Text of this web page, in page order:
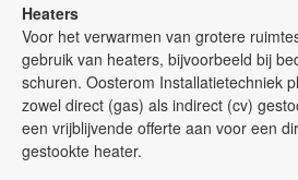
Heaters
Voor het verwarmen van grotere
gebruik van heaters, bijvoorbeeld bij
schuren. Oosterom Installatietechniek
zowel direct (gas) als indirect (cv)
een vrijblijvende offerte aan voor een
gestookte heater.